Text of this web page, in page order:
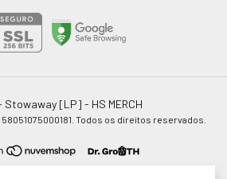
Stowaway [LP] - HS MERCH
58051075000181. Todos os direitos reservados.